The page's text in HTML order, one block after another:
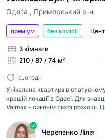
Одеса , Приморський р-н
преміум без комісії
3 кімнати
210 / 87 / 74 м²
сьогодні
Унікальна квартира в
кращій локації в Одесі. Для
Valmax - синонім тихої розкоші.
Одеси і утопає в деревах парк
комплексу величезна (4га) та має
Черепенко Лілія